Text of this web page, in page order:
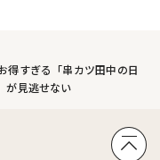
得すぎる「串カツ田中の日
が見逃せない